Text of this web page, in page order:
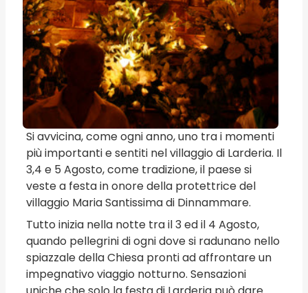
Si avvicina, come ogni anno, uno tra i momenti
più importanti e sentiti nel villaggio di Larderia. Il
3,4 e 5 Agosto, come tradizione, il paese si
veste a festa in onore della protettrice del
villaggio Maria Santissima di Dinnammare.
Tutto inizia nella notte tra il 3 ed il 4 Agosto,
quando pellegrini di ogni dove si radunano nello
spiazzale della Chiesa pronti ad affrontare un
impegnativo viaggio notturno. Sensazioni